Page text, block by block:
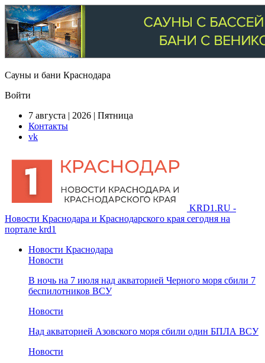
Сауны и бани Краснодара
Войти
7 августа | 2026 | Пятница
Контакты
vk
KRD1.RU -
Новости Краснодара и Краснодарского края сегодня на
портале krd1
Новости Краснодара
Новости
В ночь на 7 июля над акваторией Черного моря сбили 7
беспилотников ВСУ
Новости
Над акваторией Азовского моря сбили один БПЛА ВСУ
Новости